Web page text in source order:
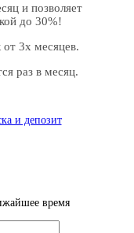
и позволяет
до 30%!
3х месяцев.
раз в месяц.
и депозит
время